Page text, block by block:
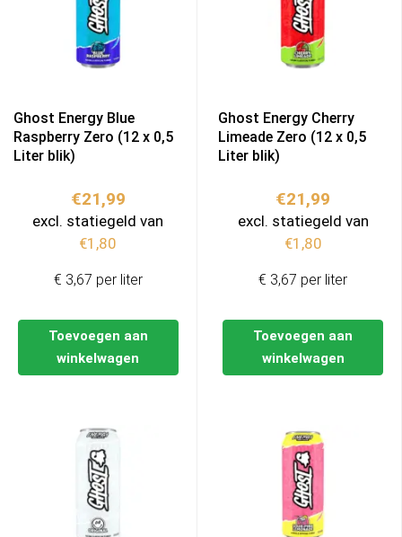
Ghost Energy Blue
Raspberry Zero (12 x 0,5
Liter blik)
€21,99
excl. statiegeld van
€1,80
Toevoegen aan
winkelwagen
€ 3,67 per liter
Ghost Energy Cherry
Limeade Zero (12 x 0,5
Liter blik)
€21,99
excl. statiegeld van
€1,80
Toevoegen aan
winkelwagen
€ 3,67 per liter